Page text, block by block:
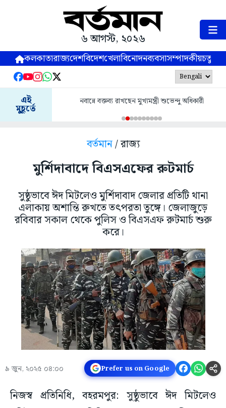
৬ আগস্ট, ২০২৬
কলকাতারাজ্যদেশবিদেশখেলাবিনোদনব্যবসাসম্পাদকীয়
এই
মুহূর্তে
নবান্নে বক্তব্য রাখছেন মুখ্যমন্ত্রী শুভেন্দু অধিকারী
বর্তমান/ রাজ্য
মুর্শিদাবাদে বিএসএফের রুটমার্চ
সুষ্ঠুভাবে ঈদ মিটলেও মুর্শিদাবাদ জেলার প্রতিটি থানা
এলাকায় অশান্তি রুখতে তৎপরতা তুঙ্গে। জেলাজুড়ে
রবিবার সকাল থেকে পুলিস ও বিএসএফ রুটমার্চ শুরু
করে।
৯ জুন, ২০২৫ ০৪:০০ Prefer us on Google
নিজস্ব প্রতিনিধি, বহরমপুর: সুষ্ঠুভাবে ঈদ মিটলেও